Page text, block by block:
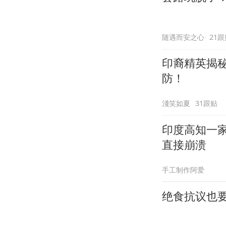
随遇而安之心 21跟
印裔精英揭
防！
淺笑如夏 31跟贴
印度高知一
直接崩溃
手工制作阿爱
绝食抗议也